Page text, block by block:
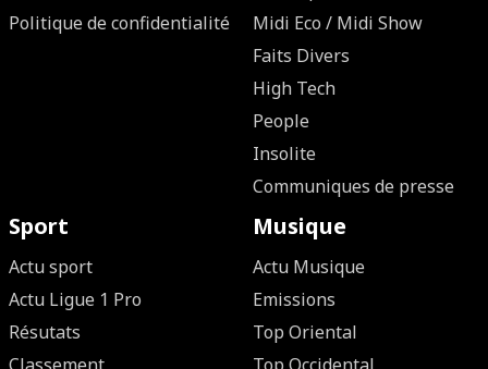
Politique de confidentialité
Midi Eco / Midi Show
Faits Divers
High Tech
People
Insolite
Communiques de presse
Sport
Actu sport
Actu Ligue 1 Pro
Résutats
Musique
Actu Musique
Emissions
Top Oriental